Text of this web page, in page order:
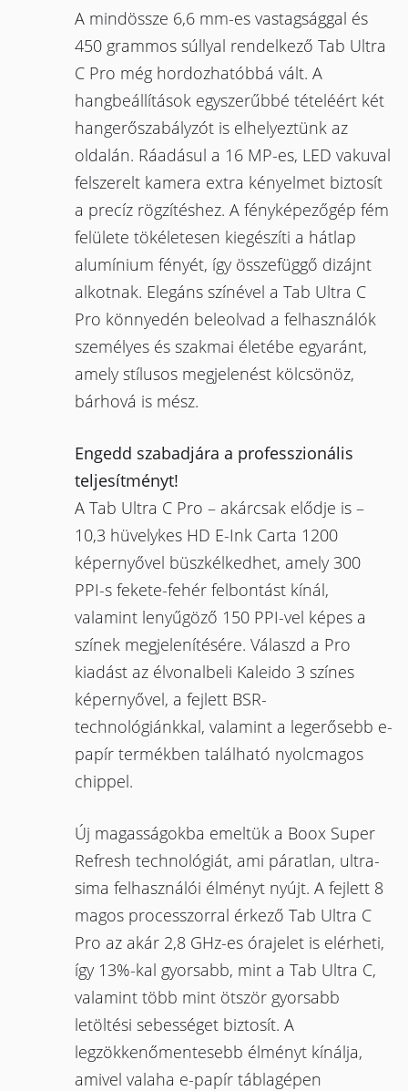
A mindössze 6,6 mm-es vastagsággal és
450 grammos súllyal rendelkező Tab Ultra
C Pro még hordozhatóbbá vált. A
hangbeállítások egyszerűbbé tételéért két
hangerőszabályzót is elhelyeztünk az
oldalán. Ráadásul a 16 MP-es, LED vakuval
felszerelt kamera extra kényelmet biztosít
a precíz rögzítéshez. A fényképezőgép fém
felülete tökéletesen kiegészíti a hátlap
alumínium fényét, így összefüggő dizájnt
alkotnak. Elegáns színével a Tab Ultra C
Pro könnyedén beleolvad a felhasználók
személyes és szakmai életébe egyaránt,
amely stílusos megjelenést kölcsönöz,
bárhová is mész.
Engedd szabadjára a professzionális
teljesítményt!
A Tab Ultra C Pro – akárcsak elődje is –
10,3 hüvelykes HD E-Ink Carta 1200
képernyővel büszkélkedhet, amely 300
PPI-s fekete-fehér felbontást kínál,
valamint lenyűgöző 150 PPI-vel képes a
színek megjelenítésére. Válaszd a Pro
kiadást az élvonalbeli Kaleido 3 színes
képernyővel, a fejlett BSR-
technológiánkkal, valamint a legerősebb e-
papír termékben található nyolcmagos
chippel.
Új magasságokba emeltük a Boox Super
Refresh technológiát, ami páratlan, ultra-
sima felhasználói élményt nyújt. A fejlett 8
magos processzorral érkező Tab Ultra C
Pro az akár 2,8 GHz-es órajelet is elérheti,
így 13%-kal gyorsabb, mint a Tab Ultra C,
valamint több mint ötször gyorsabb
letöltési sebességet biztosít. A
legzökkenőmentesebb élményt kínálja,
amivel valaha e-papír táblagépen